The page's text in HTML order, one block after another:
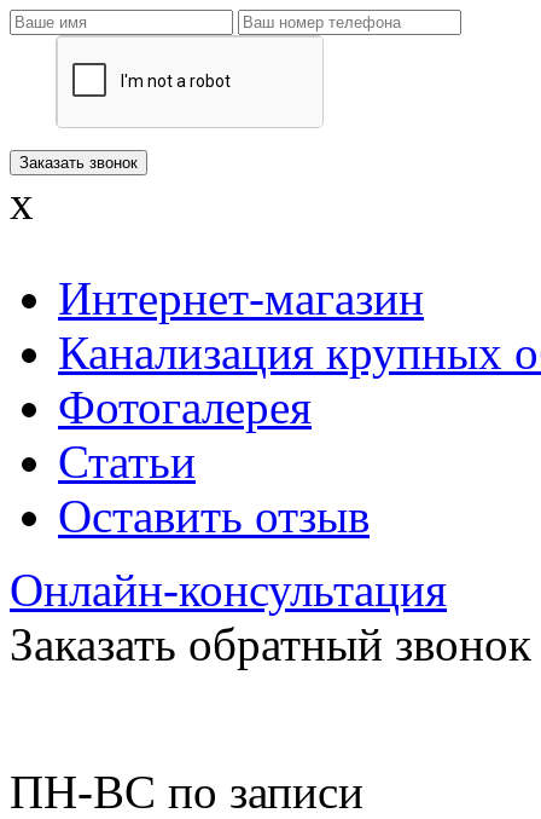
x
Интернет-магазин
Канализация крупных
Фотогалерея
Статьи
Оставить отзыв
Онлайн-консультация
Заказать обратный звонок
ПН-ВС по записи